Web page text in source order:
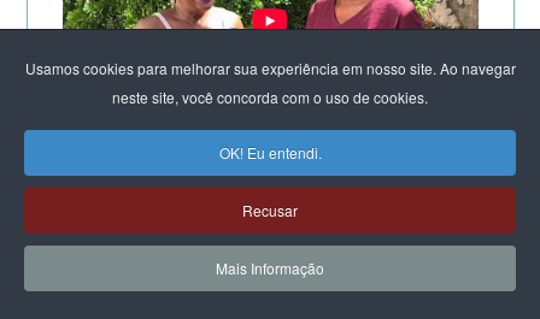
Usamos cookies para melhorar sua experiência em nosso site. Ao navegar
neste site, você concorda com o uso de cookies.
OK! Eu entendi.
Recusar
Mais Informação
TV KIRIMURÊ NO ENCERRAMENTO DO LABORATÓRIO
DE SALVADOR